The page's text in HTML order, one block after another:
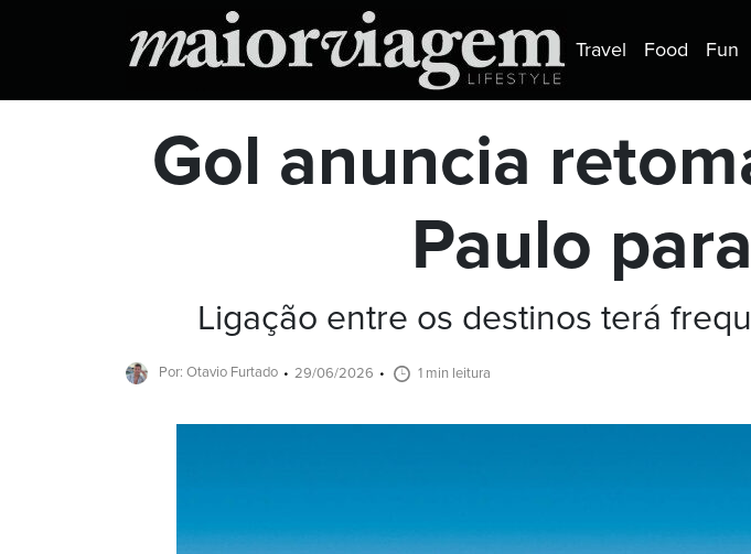
Travel Food Fun
Gol anuncia
Paulo
Ligação entre os destinos terá
Por: Otavio Furtado 29/06/2026 1 min leitura